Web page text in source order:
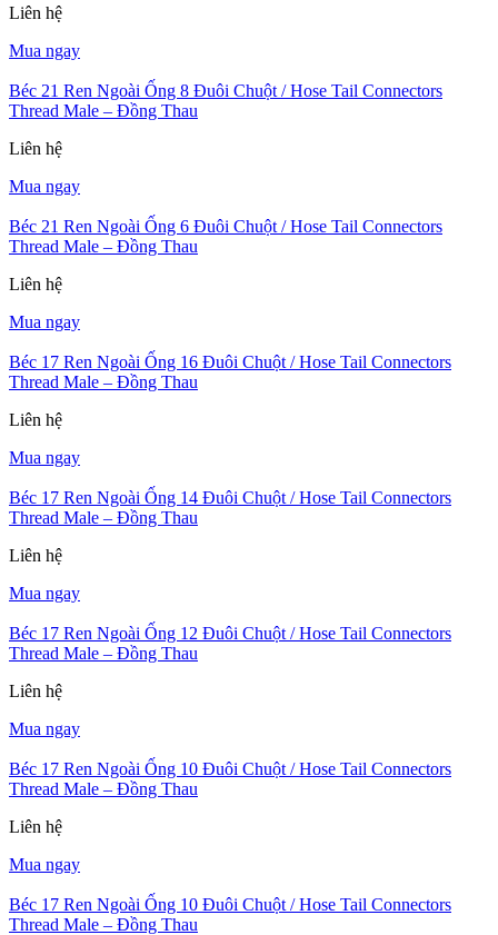
Liên hệ
Mua ngay
Béc 21 Ren Ngoài Ống 8 Đuôi Chuột / Hose Tail Connectors
Thread Male – Đồng Thau
Liên hệ
Mua ngay
Béc 21 Ren Ngoài Ống 6 Đuôi Chuột / Hose Tail Connectors
Thread Male – Đồng Thau
Liên hệ
Mua ngay
Béc 17 Ren Ngoài Ống 16 Đuôi Chuột / Hose Tail Connectors
Thread Male – Đồng Thau
Liên hệ
Mua ngay
Béc 17 Ren Ngoài Ống 14 Đuôi Chuột / Hose Tail Connectors
Thread Male – Đồng Thau
Liên hệ
Mua ngay
Béc 17 Ren Ngoài Ống 12 Đuôi Chuột / Hose Tail Connectors
Thread Male – Đồng Thau
Liên hệ
Mua ngay
Béc 17 Ren Ngoài Ống 10 Đuôi Chuột / Hose Tail Connectors
Thread Male – Đồng Thau
Liên hệ
Mua ngay
Béc 17 Ren Ngoài Ống 10 Đuôi Chuột / Hose Tail Connectors
Thread Male – Đồng Thau